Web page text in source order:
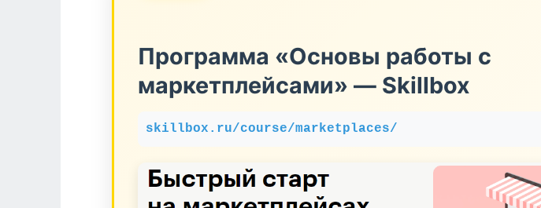
Программа «Основы работы с
маркетплейсами» — Skillbox
skillbox.ru/course/marketplaces/